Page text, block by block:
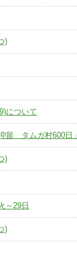
)
について
留 タムガ村600日」
)
～29日
)